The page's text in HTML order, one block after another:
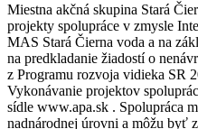
Miestna akčná skupina Stará
projekty spolupráce v zmysle
MAS Stará Čierna voda a na
na predkladanie žiadostí o
z Programu rozvoja vidieka SR
Vykonávanie projektov
sídle www.apa.sk . Spolupráca
nadnárodnej úrovni a môžu byť